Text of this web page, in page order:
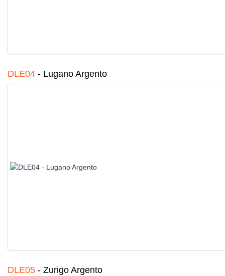
DLE04 - Lugano Argento
DLE05 - Zurigo Argento